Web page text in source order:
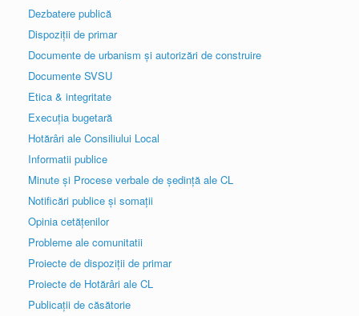
Dezbatere publică
Dispoziții de primar
Documente de urbanism și autorizări de construire
Documente SVSU
Etica & integritate
Execuția bugetară
Hotărâri ale Consiliului Local
Informatii publice
Minute și Procese verbale de ședință ale CL
Notificări publice și somații
Opinia cetățenilor
Probleme ale comunitatii
Proiecte de dispoziții de primar
Proiecte de Hotărâri ale CL
Publicații de căsătorie